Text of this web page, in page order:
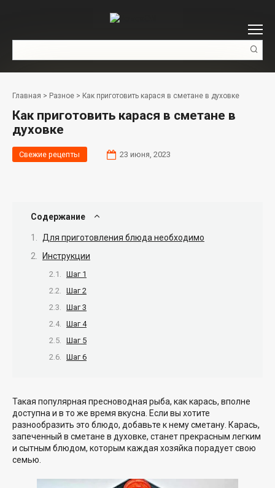
Главная > Разное > Как приготовить карася в сметане в духовке
Как приготовить карася в сметане в
духовке
Свежие рецепты 23 июня, 2023
Содержание
Для приготовления блюда необходимо
Инструкции
Шаг 1
Шаг 2
Шаг 3
Шаг 4
Шаг 5
Шаг 6
Такая популярная пресноводная рыба, как карась, вполне
доступна и в то же время вкусна. Если вы хотите
разнообразить это блюдо, добавьте к нему сметану. Карась,
запеченный в сметане в духовке, станет прекрасным легким
и сытным блюдом, которым каждая хозяйка порадует свою
семью.